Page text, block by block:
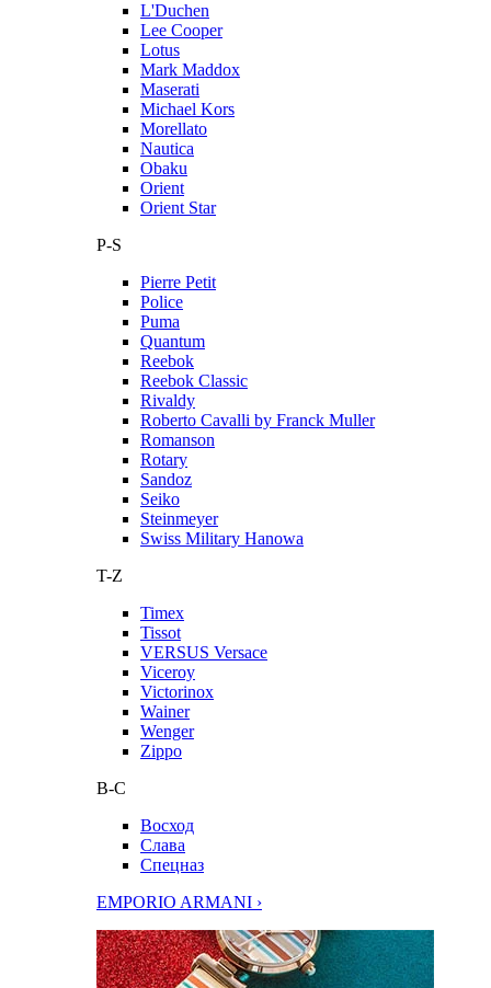
L'Duchen
Lee Cooper
Lotus
Mark Maddox
Maserati
Michael Kors
Morellato
Nautica
Obaku
Orient
Orient Star
P-S
Pierre Petit
Police
Puma
Quantum
Reebok
Reebok Classic
Rivaldy
Roberto Cavalli by Franck Muller
Romanson
Rotary
Sandoz
Seiko
Steinmeyer
Swiss Military Hanowa
T-Z
Timex
Tissot
VERSUS Versace
Viceroy
Victorinox
Wainer
Wenger
Zippo
В-С
Восход
Слава
Спецназ
EMPORIO ARMANI ›